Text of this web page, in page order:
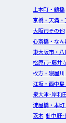
上本町・鶴橋
京橋・天満
大阪市その他
心斎橋・な
東大阪市・
松原市･藤井
枚方・寝屋
江坂・西中
泉大津･岸和
淀屋橋・本
茨木 針中野